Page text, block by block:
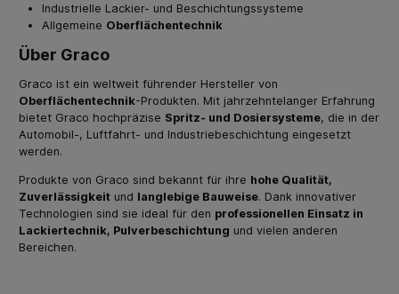
Industrielle Lackier- und Beschichtungssysteme
Allgemeine Oberflächentechnik
Über Graco
Graco ist ein weltweit führender Hersteller von
Oberflächentechnik-Produkten. Mit jahrzehntelanger Erfahrung
bietet Graco hochpräzise Spritz- und Dosiersysteme, die in der
Automobil-, Luftfahrt- und Industriebeschichtung eingesetzt
werden.
Produkte von Graco sind bekannt für ihre hohe Qualität,
Zuverlässigkeit und langlebige Bauweise. Dank innovativer
Technologien sind sie ideal für den professionellen Einsatz in
Lackiertechnik, Pulverbeschichtung und vielen anderen
Bereichen.